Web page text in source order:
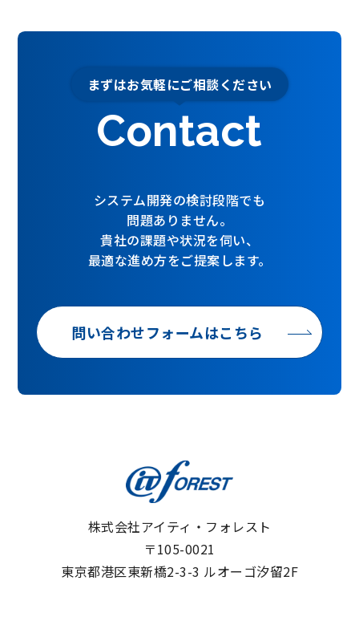
まずはお気軽にご相談ください
Contact
システム開発の検討段階でも
問題ありません。
貴社の課題や状況を伺い、
最適な進め方をご提案します。
問い合わせフォームはこちら
株式会社アイティ・フォレスト
〒105-0021
東京都港区東新橋2-3-3 ルオーゴ汐留2F